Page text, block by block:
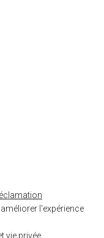
l'expérience
vie privée